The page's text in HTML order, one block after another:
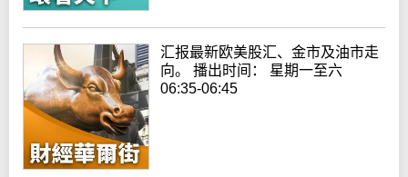
汇报最新欧美股汇、金市及油市走
向。 播出时间： 星期一至六
06:35-06:45